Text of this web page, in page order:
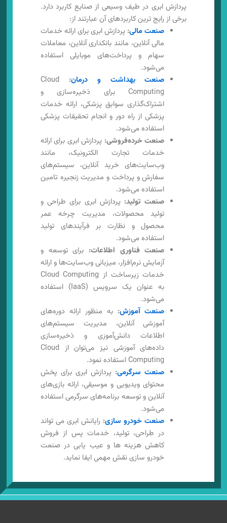
پردازش ابری در طیف وسیعی از صنایع کاربرد دارد.
برخی از رایج‌ ترین کاربردهای آن عبارتند از:
صنعت مالی: پردازش ابری برای ارائه خدمات
مالی آنلاین، مانند بانکداری آنلاین، معاملات
سهام و پرداخت‌های موبایلی استفاده
می‌شود.
صنعت بهداشت و درمان:
Cloud
Computing برای ذخیره‌سازی و
اشتراک‌گذاری سوابق پزشکی، ارائه خدمات
پزشکی از راه دور و انجام تحقیقات پزشکی
استفاده می‌شود.
صنعت خرده‌فروشی: پردازش ابری برای ارائه
خدمات تجارت الکترونیک، مانند
وب‌سایت‌های خرید آنلاین، سیستم‌های
سفارش و پرداخت و مدیریت زنجیره تامین
استفاده می‌شود.
صنعت تولید: پردازش ابری برای طراحی و
تولید محصولات، مدیریت چرخه عمر
محصول و نظارت بر فرآیندهای تولید
استفاده می‌شود.
صنعت فناوری اطلاعات: برای توسعه و
آزمایش نرم‌افزار، میزبانی وب‌سایت‌ها و ارائه
خدمات زیرساخت از Cloud Computing
به عنوان یک سرویس (IaaS) استفاده
می‌شود.
صنعت آموزش: به منظور ارائه دوره‌های
آموزشی آنلاین، مدیریت سیستم‌های
اطلاعات دانش‌آموزی و ذخیره‌سازی
داده‌های آموزشی نیز می‌توان از Cloud
Computing استفاده نمود.
صنعت سرگرمی: پردازش ابری برای پخش
محتوای ویدیویی و موسیقی، ارائه بازی‌های
آنلاین و توسعه برنامه‌های سرگرمی استفاده
می‌شود.
صنعت خودرو سازی: رایانش ابری می تواند
در طراحی، تولید، خدمات پس از فروش
کاهش هزینه ها و عیب یابی در صنعت
خودرو سازی نقش مهمی ایفا نماید.